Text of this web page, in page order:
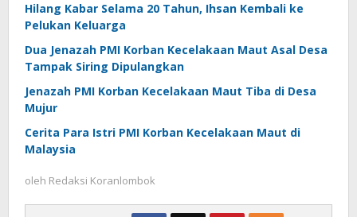
Hilang Kabar Selama 20 Tahun, Ihsan Kembali ke
Pelukan Keluarga
Dua Jenazah PMI Korban Kecelakaan Maut Asal Desa
Tampak Siring Dipulangkan
Jenazah PMI Korban Kecelakaan Maut Tiba di Desa
Mujur
Cerita Para Istri PMI Korban Kecelakaan Maut di
Malaysia
oleh Redaksi Koranlombok